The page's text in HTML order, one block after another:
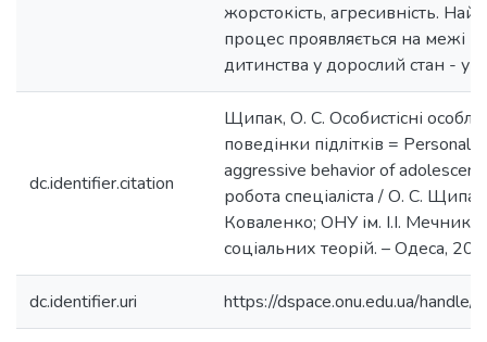
жорстокість, агресивність.
процес проявляється на межі
дитинства у дорослий стан - у
dc.identifier.citation
Щипак, О. С. Особистісні
поведінки підлітків =
aggressive behavior of
робота спеціаліста / О. С.
Коваленко; ОНУ ім. І.І.
соціальних теорій. – Одеса,
dc.identifier.uri https://dspace.onu.edu.ua/